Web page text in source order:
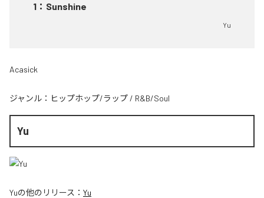
1 ： Sunshine
Yu
Acasick
ジャンル： ヒップホップ/ラップ / R&B/Soul
Yu
Yuの他のリリース： Yu